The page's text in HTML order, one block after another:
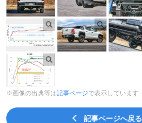
※画像の出典等は記事ページで表示しています
記事ページへ戻る